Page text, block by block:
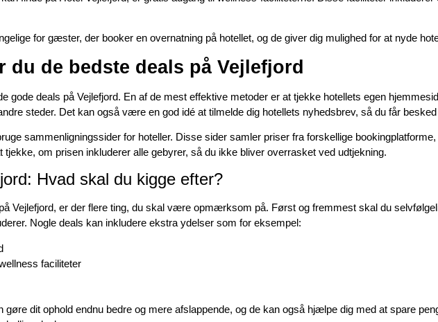
for gæster, der booker en overnatning på hotellet, og de giver dig mulighed for at nyde
du de bedste deals på Vejlefjord
gode deals på Vejlefjord. En af de mest effektive metoder er at tjekke hotellets egen
steder. Det kan også være en god idé at tilmelde dig hotellets nyhedsbrev, så du får
sammenligningssider for hoteller. Disse sider samler priser fra forskellige
tjekke, om prisen inkluderer alle gebyrer, så du ikke bliver overrasket ved udtjekning.
Hvad skal du kigge efter?
Vejlefjord, er der flere ting, du skal være opmærksom på. Først og fremmest skal du
Nogle deals kan inkludere ekstra ydelser som for eksempel:
faciliteter
gøre dit ophold endnu bedre og mere afslappende, og de kan også hjælpe dig med at spare